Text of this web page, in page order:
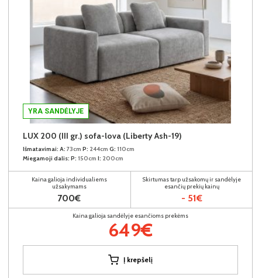
YRA SANDĖLYJE
LUX 200 (III gr.) sofa-lova (Liberty Ash-19)
Išmatavimai: A: 73cm P: 244cm G: 110cm
Miegamoji dalis: P: 150cm I: 200cm
Kaina galioja individualiems
užsakymams
700€
Skirtumas tarp užsakomų ir sandėlyje
esančių prekių kainų
- 51€
Kaina galioja sandėlyje esančioms prekėms
649€
Į krepšelį